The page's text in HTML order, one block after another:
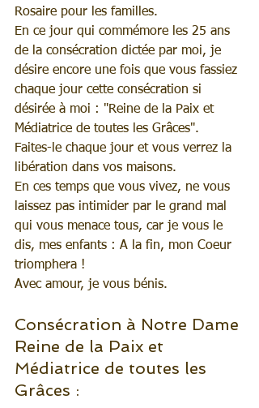
Rosaire pour les familles.
En ce jour qui commémore les 25 ans
de la consécration dictée par moi, je
désire encore une fois que vous fassiez
chaque jour cette consécration si
désirée à moi : "Reine de la Paix et
Médiatrice de toutes les Grâces".
Faites-le chaque jour et vous verrez la
libération dans vos maisons.
En ces temps que vous vivez, ne vous
laissez pas intimider par le grand mal
qui vous menace tous, car je vous le
dis, mes enfants : A la fin, mon Coeur
triomphera !
Avec amour, je vous bénis.
Consécration à Notre Dame
Reine de la Paix et
Médiatrice de toutes les
Grâces :